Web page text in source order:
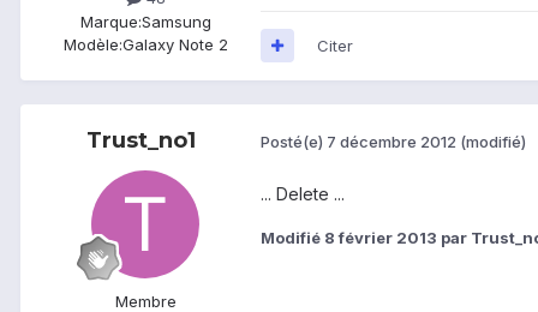
Marque:Samsung
Modèle:Galaxy Note 2 Citer
Trust_no1
Membre
Posté(e) 7 décembre 2012 (modifié)
... Delete ...
Modifié 8 février 2013 par